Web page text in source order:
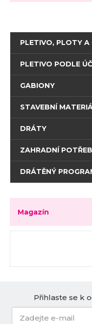
PLETIVO, PLOTY A
PLETIVO PODLE
GABIONY
STAVEBNÍ
DRÁTY
ZAHRADNÍ
DRÁTĚNÝ
Magazín
Přihlaste se k